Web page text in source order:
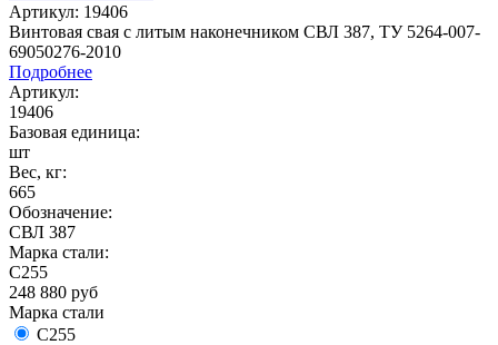
Артикул: 19406
Винтовая свая с литым наконечником СВЛ 387, ТУ 5264-007-
69050276-2010
Подробнее
Артикул:
19406
Базовая единица:
шт
Вес, кг:
665
Обозначение:
СВЛ 387
Марка стали:
С255
248 880 руб
Марка стали
С255